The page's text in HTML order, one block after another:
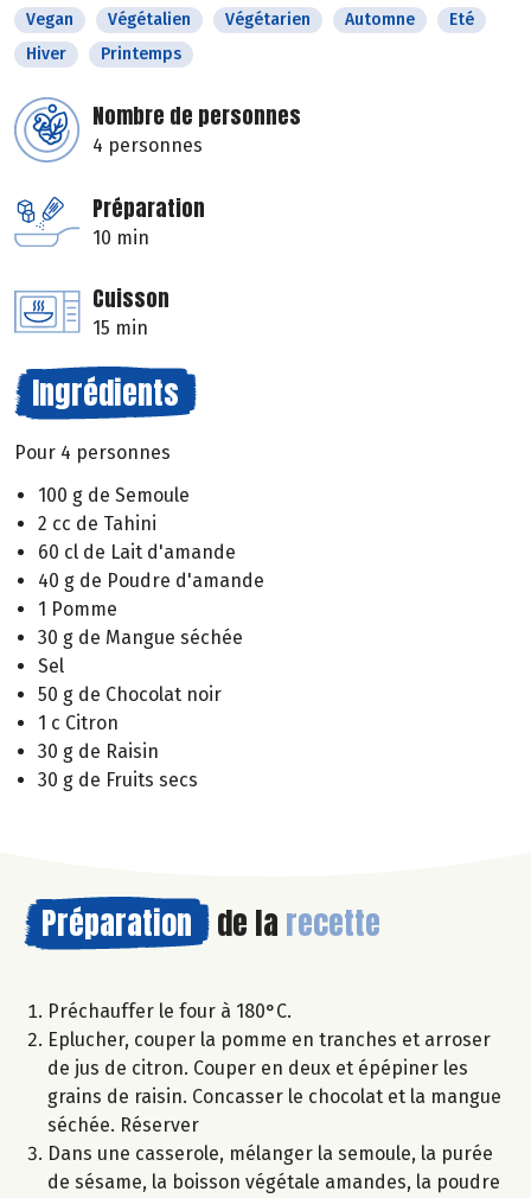
Vegan
Végétalien Végétarien Automne
Eté
Hiver
Printemps
Nombre de personnes
4 personnes
Préparation
10 min
Cuisson
15 min
Ingrédients
Pour 4 personnes
100 g de Semoule
2 cc de Tahini
60 cl de Lait d'amande
40 g de Poudre d'amande
1 Pomme
30 g de Mangue séchée
Sel
50 g de Chocolat noir
1 c Citron
30 g de Raisin
30 g de Fruits secs
Préparation de la recette
Préchauffer le four à 180°C.
Eplucher, couper la pomme en tranches et arroser
de jus de citron. Couper en deux et épépiner les
grains de raisin. Concasser le chocolat et la mangue
séchée. Réserver
Dans une casserole, mélanger la semoule, la purée
de sésame, la boisson végétale amandes, la poudre